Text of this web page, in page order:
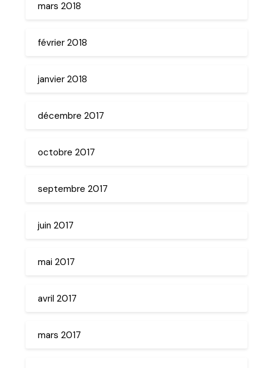
mars 2018
février 2018
janvier 2018
décembre 2017
octobre 2017
septembre 2017
juin 2017
mai 2017
avril 2017
mars 2017